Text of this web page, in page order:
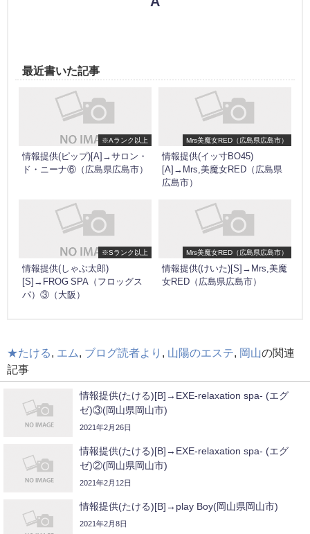
最近書いた記事
※Aランク以上
情報提供(ピップ)[A]→サロン・
ド・ニーナ⑥（広島県広島市）
Mrs美魔女RED（広島県広島市）
情報提供(イッ寸BO45)
[A]→Mrs,美魔女RED（広島県
広島市）
※Sランク以上
情報提供(しゃぶ太郎)
[S]→FROG SPA（フロッグス
パ）③（大阪）
Mrs美魔女RED（広島県広島市）
情報提供(けいた)[S]→Mrs,美魔
女RED（広島県広島市）
★たける, エム, ブログ読者より , 山陽のエステ, 岡山の関連
記事
情報提供(たける)[B]→EXE-relaxation spa- (エグ
ゼ)③(岡山県岡山市)
2021年2月26日
情報提供(たける)[B]→EXE-relaxation spa- (エグ
ゼ)②(岡山県岡山市)
2021年2月12日
情報提供(たける)[B]→play Boy(岡山県岡山市)
2021年2月8日